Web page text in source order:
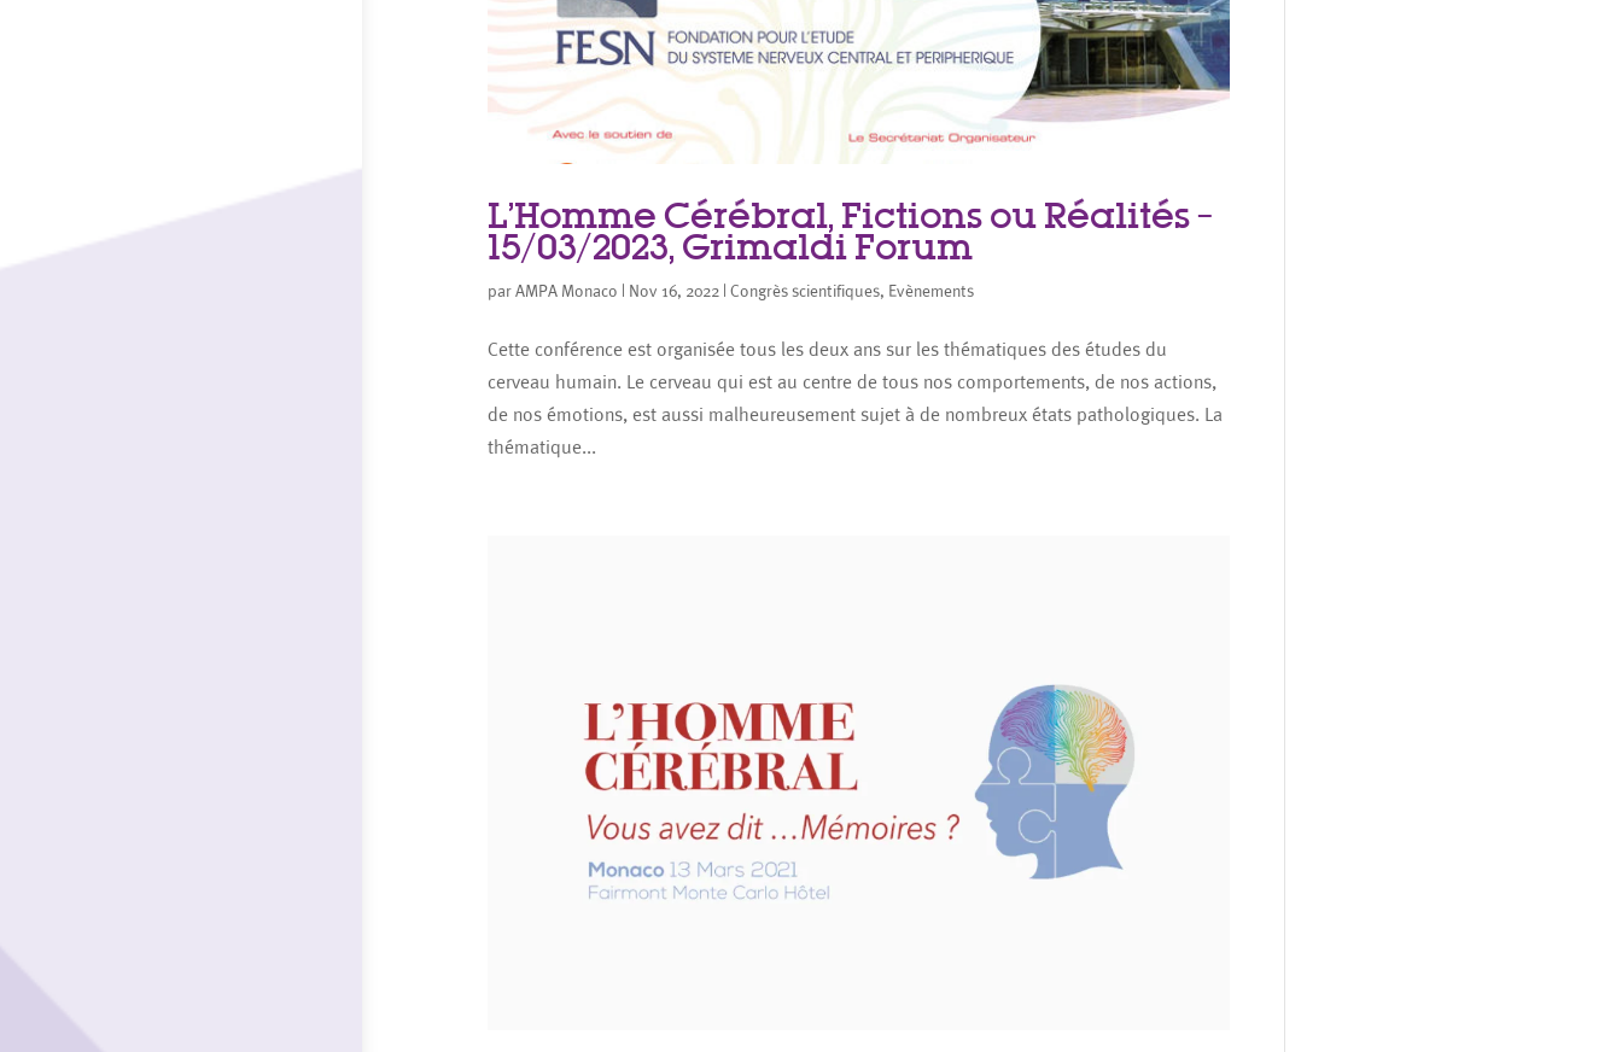
L’Homme Cérébral, Fictions ou Réalités –
15/03/2023, Grimaldi Forum
parAMPA Monaco Nov 16, 2022 |Congrès scientifiques, Evènements
Cette conférence est organisée tous les deux ans sur les thématiques des études du
cerveau humain. Le cerveau qui est au centre de tous nos comportements, de nos actions,
de nos émotions, est aussi malheureusement sujet à de nombreux états pathologiques. La
thématique...